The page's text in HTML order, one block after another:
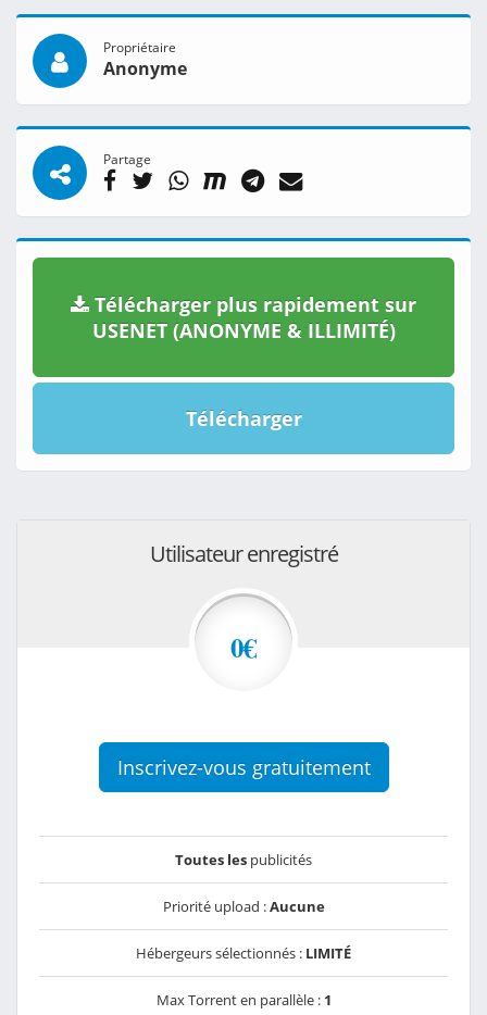
Propriétaire
Anonyme
Partage
Télécharger plus rapidement sur
USENET (ANONYME & ILLIMITÉ)
Télécharger
Utilisateur enregistré
0€
Inscrivez-vous gratuitement
Toutes les publicités
Priorité upload :Aucune
Hébergeurs sélectionnés : LIMITÉ
Max Torrent en parallèle : 1